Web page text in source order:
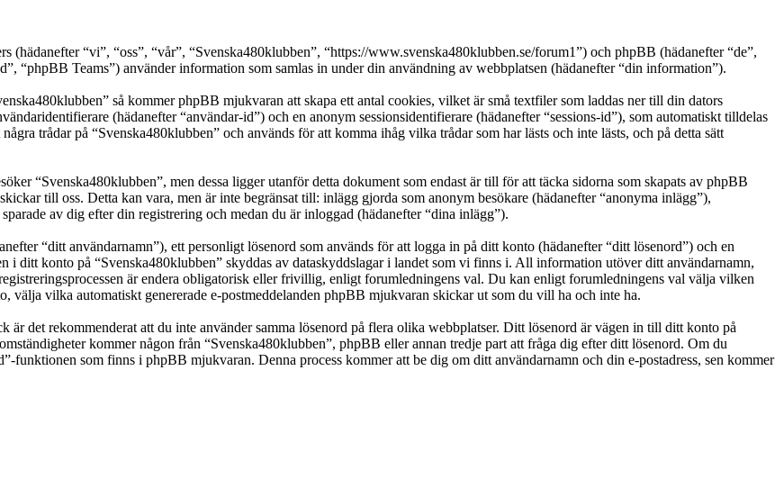
“vi”, “oss”, “vår”, “Svenska480klubben”, “https://www.svenska480klubben.se/forum1”) och phpBB (hädanefter “de”,
“phpBB Teams”) använder information som samlas in under din användning av webbplatsen (hädanefter “din information”).
så kommer phpBB mjukvaran att skapa ett antal cookies, vilket är små textfiler som laddas ner till din dators
(hädanefter “användar-id”) och en anonym sessionsidentifierare (hädanefter “sessions-id”), som automatiskt tilldelas
trådar på “Svenska480klubben” och används för att komma ihåg vilka trådar som har lästs och inte lästs, och på detta sätt
“Svenska480klubben”, men dessa ligger utanför detta dokument som endast är till för att täcka sidorna som skapats av phpBB
till oss. Detta kan vara, men är inte begränsat till: inlägg gjorda som anonym besökare (hädanefter “anonyma inlägg”),
av dig efter din registrering och medan du är inloggad (hädanefter “dina inlägg”).
“ditt användarnamn”), ett personligt lösenord som används för att logga in på ditt konto (hädanefter “ditt lösenord”) och en
i ditt konto på “Svenska480klubben” skyddas av dataskyddslagar i landet som vi finns i. All information utöver ditt användarnamn,
är endera obligatorisk eller frivillig, enligt forumledningens val. Du kan enligt forumledningens val välja vilken
vilka automatiskt genererade e-postmeddelanden phpBB mjukvaran skickar ut som du vill ha och inte ha.
är det rekommenderat att du inte använder samma lösenord på flera olika webbplatser. Ditt lösenord är vägen in till ditt konto på
kommer någon från “Svenska480klubben”, phpBB eller annan tredje part att fråga dig efter ditt lösenord. Om du
funktionen som finns i phpBB mjukvaran. Denna process kommer att be dig om ditt användarnamn och din e-postadress, sen kommer